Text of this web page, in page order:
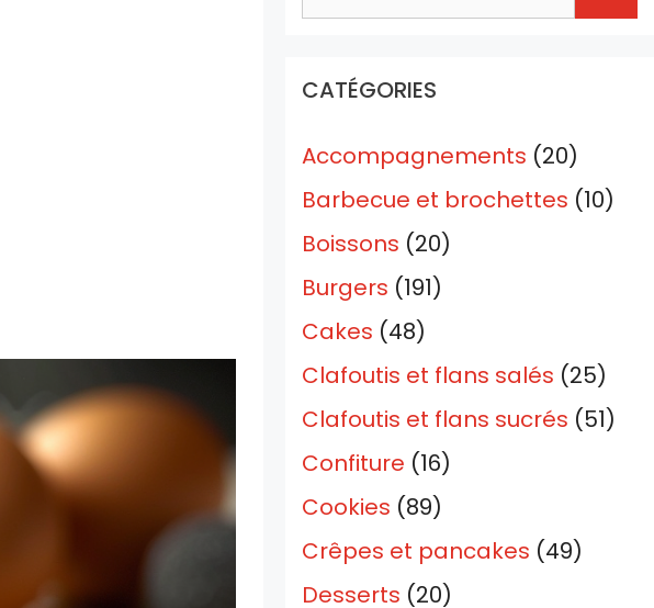
CATÉGORIES
Accompagnements (20)
Barbecue et brochettes (10)
Boissons (20)
Burgers (191)
Cakes (48)
Clafoutis et flans salés (25)
Clafoutis et flans sucrés (51)
Confiture (16)
Cookies (89)
Crêpes et pancakes (49)
Desserts (20)